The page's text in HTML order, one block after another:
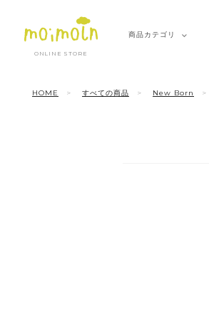
ONLINE STORE
商品カテゴリ
HOME すべての商品 New Born